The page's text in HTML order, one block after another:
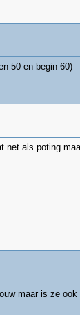
50 en begin 60)
net als poting
maar is ze